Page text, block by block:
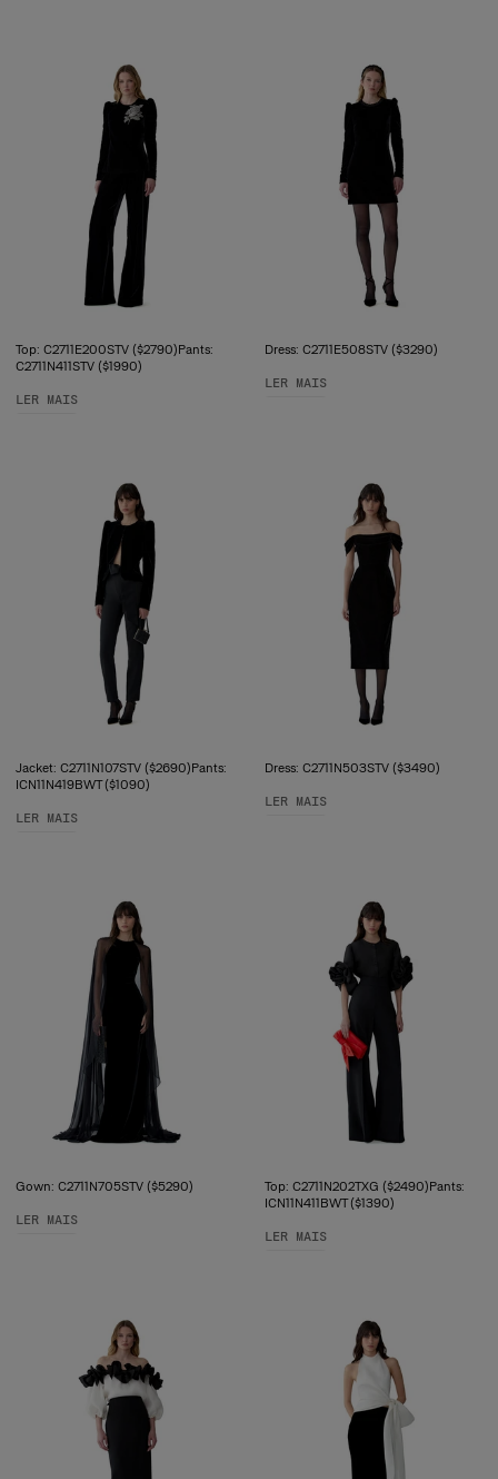
Top: C2711E200STV ($2790)Pants:
C2711N411STV ($1990)
LER MAIS
Dress: C2711E508STV ($3290)
LER MAIS
Jacket: C2711N107STV ($2690)Pants:
ICN11N419BWT ($1090)
LER MAIS
Dress: C2711N503STV ($3490)
LER MAIS
Gown: C2711N705STV ($5290)
LER MAIS
Top: C2711N202TXG ($2490)Pants:
ICN11N411BWT ($1390)
LER MAIS